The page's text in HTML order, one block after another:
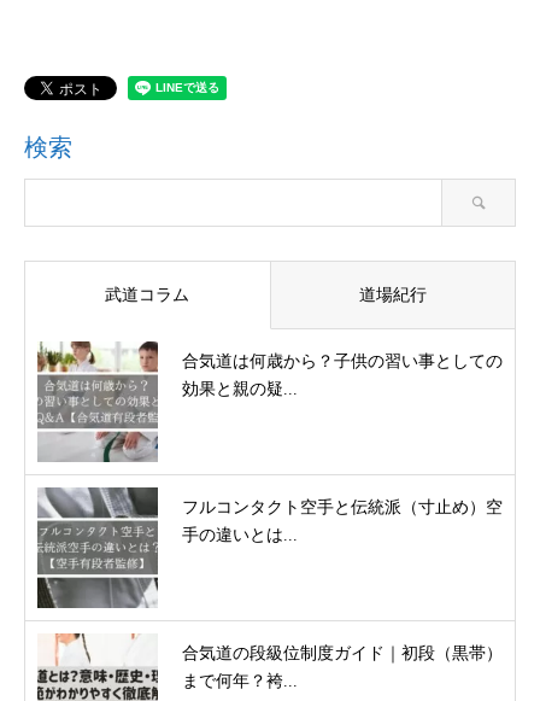
検索
武道コラム 道場紀行
合気道は何歳から？子供の習い事としての
効果と親の疑...
フルコンタクト空手と伝統派（寸止め）空
手の違いとは...
合気道の段級位制度ガイド｜初段（黒帯）
まで何年？袴...